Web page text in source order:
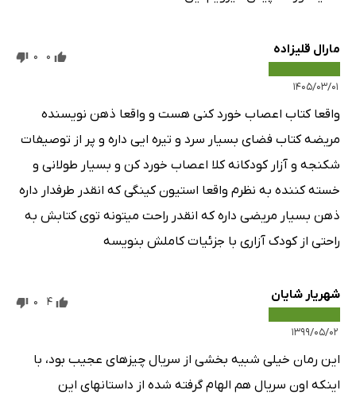
مارال قلیزاده
۱۴۰۵/۰۳/۰۱
0
0
واقعا کتاب اعصاب خورد کنی هست و واقعا ذهن نویسنده
مریضه کتاب فضای بسیار سرد و تیره ایی داره و پر از توصیفات
شکنجه و آزار کودکانه کلا اعصاب خورد کن و بسیار طولانی و
خسته کننده به نظرم واقعا استیون کینگی که انقدر طرفدار داره
ذهن بسیار مریضی داره که انقدر راحت میتونه توی کتابش به
راحتی از کودک آزاری با جزئیات کاملش بنویسه
شهریار شایان
۱۳۹۹/۰۵/۰۲
4
0
این رمان خیلی شبیه بخشی از سریال چیزهای عجیب بود، با
اینکه اون سریال هم الهام گرفته شده از داستانهای این